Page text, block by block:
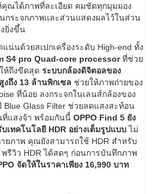
คุณได้ภาพที่ละเอียด คมชัดทุกมุมมอง
กระจกภาพและส่วนแสดงผลไว้ในส่วน
ยิ่งขึ้น
แน่นด้วยสเปกเครื่องระดับ High-end ทั้ง
S4 pro Quad-core processorที่ช่วย
ห้ถึงขีดสุด ระบบกล้องดิจิตอลของ
งถึง 13 ล้านพิกเซล ช่วยให้ภาพถ่ายของ
ที่น้อย ลงกระจกในเลนส์กล้องของ
Blue Glass Filter ช่วยลดแสงสะท้อน
แสงจ้า พร้อมกันนี้ OPPO Find 5 ยัง
เทคโนโลยี HDR อย่างเต็มรูปแบบไม่
ยภาพ คุณยังสามารถใช้ HDR สำหรับ
รีวิว HDR ได้สดๆ ก่อนการบันทึกภาพ
จัดให้ในราคาเพียง 16,990 บาท